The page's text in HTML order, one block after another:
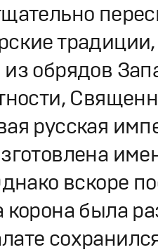
обрядов
русская
вскоре
корона была